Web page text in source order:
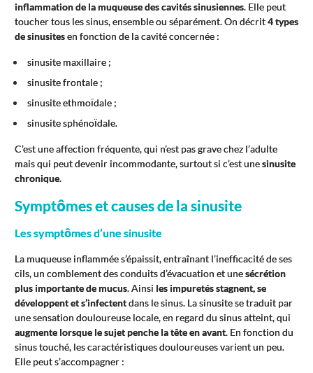
inflammation de la muqueuse des cavités sinusiennes. Elle peut
toucher tous les sinus, ensemble ou séparément. On décrit4 types
de sinusitesen fonction de la cavité concernée :
sinusite maxillaire ;
sinusite frontale ;
sinusite ethmoïdale ;
sinusite sphénoïdale.
C’est une affection fréquente, qui n’est pas grave chez l’adulte
mais qui peut devenir incommodante, surtout si c’est unesinusite
chronique.
Symptômes et causes de la sinusite
Les symptômes d’une sinusite
La muqueuse inflammée s’épaissit, entraînant l’inefficacité de ses
cils, un comblement des conduits d’évacuation et unesécrétion
plus importante de mucus. Ainsi les impuretés stagnent, se
développent et s’infectentdans le sinus. La sinusite se traduit par
une sensation douloureuse locale, en regard du sinus atteint, qui
augmente lorsque le sujet penche la tête en avant. En fonction du
sinus touché, les caractéristiques douloureuses varient un peu.
Elle peut s’accompagner :